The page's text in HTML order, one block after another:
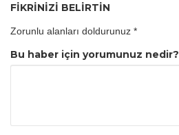
FİKRİNİZİ BELİRTİN
Zorunlu alanları doldurunuz *
Bu haber için yorumunuz nedir?